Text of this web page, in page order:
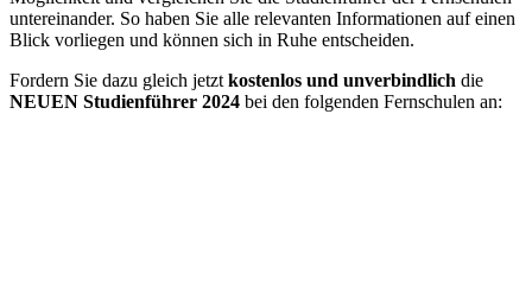
untereinander. So haben Sie alle relevanten Informationen auf einen
Blick vorliegen und können sich in Ruhe entscheiden.
Fordern Sie dazu gleich jetzt kostenlos und unverbindlich die
NEUEN Studienführer 2024 bei den folgenden Fernschulen an: